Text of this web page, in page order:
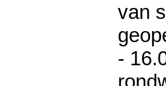
van
-